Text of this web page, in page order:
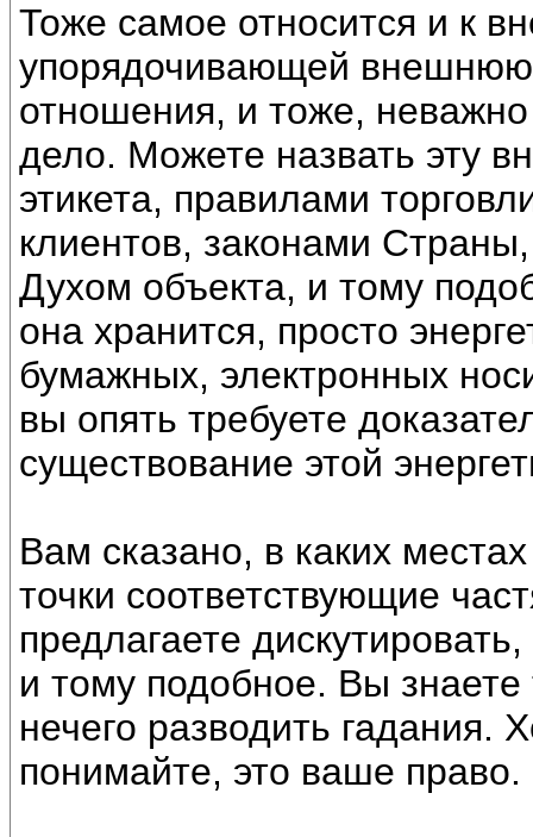
Тоже самое относится и к
упорядочивающей
отношения, и тоже,
дело. Можете назвать эту
этикета, правилами
клиентов, законами
Духом объекта, и тому
она хранится, просто
бумажных, электронных
вы опять требуете
существование этой
Вам сказано, в каких
точки соответствующие
предлагаете
и тому подобное. Вы
нечего разводить гадания.
понимайте, это ваше право.